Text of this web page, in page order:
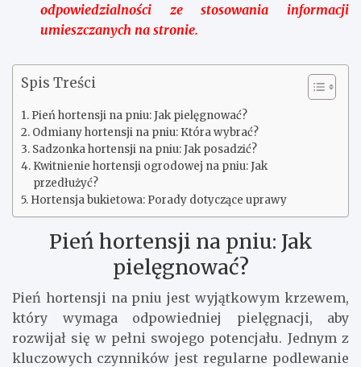
odpowiedzialności ze stosowania informacji
umieszczanych na stronie.
Spis Treści
Pień hortensji na pniu: Jak pielęgnować?
Odmiany hortensji na pniu: Która wybrać?
Sadzonka hortensji na pniu: Jak posadzić?
Kwitnienie hortensji ogrodowej na pniu: Jak
przedłużyć?
Hortensja bukietowa: Porady dotyczące uprawy
Pień hortensji na pniu: Jak
pielęgnować?
Pień hortensji na pniu jest wyjątkowym krzewem,
który wymaga odpowiedniej pielęgnacji, aby
rozwijał się w pełni swojego potencjału. Jednym z
kluczowych czynników jest regularne podlewanie